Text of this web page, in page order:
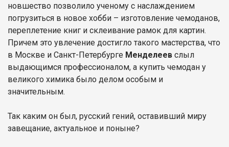
новшество позволило ученому с наслаждением
погрузиться в новое хобби – изготовление чемоданов,
переплетение книг и склеивание рамок для картин.
Причем это увлечение достигло такого мастерства, что
в Москве и Санкт-Петербурге Менделеев слыл
выдающимся профессионалом, а купить чемодан у
великого химика было делом особым и
значительным.
Так каким он был, русский гений, оставивший миру
завещание, актуальное и поныне?